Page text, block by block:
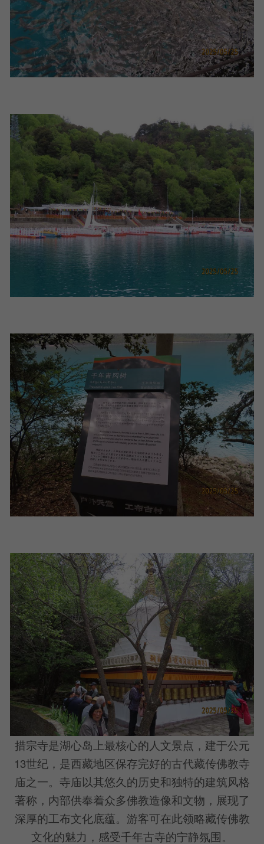
措宗寺是湖心岛上最核心的人文景点，建于公元
13世纪，是西藏地区保存完好的古代藏传佛教寺
庙之一。寺庙以其悠久的历史和独特的建筑风格
著称，内部供奉着众多佛教造像和文物，展现了
深厚的工布文化底蕴。游客可在此领略藏传佛教
文化的魅力，感受千年古寺的宁静氛围。